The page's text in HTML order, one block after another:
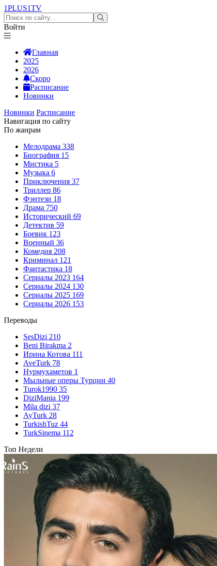
1PLUS1TV
Войти
Главная
2025
2026
Скоро
Расписание
Новинки
Новинки Расписание
Навигация по сайту
По жанрам
Мелодрама 338
Биография 15
Мистика 5
Музыка 6
Приключения 37
Триллер 86
Фэнтези 18
Драма 750
Исторический 69
Детектив 59
Боевик 123
Военный 36
Комедия 208
Криминал 121
Фантастика 18
Сериалы 2023 164
Сериалы 2024 130
Сериалы 2025 169
Сериалы 2026 153
Переводы
SesDizi 210
Beni Birakma 2
Ирина Котова 111
AveTurk 78
Нурмухаметов 1
Мыльные оперы Турции 40
Turok1990 35
DiziMania 199
Mila dizi 37
AyTurk 28
TurkishTuz 44
TurkSinema 112
Топ Недели